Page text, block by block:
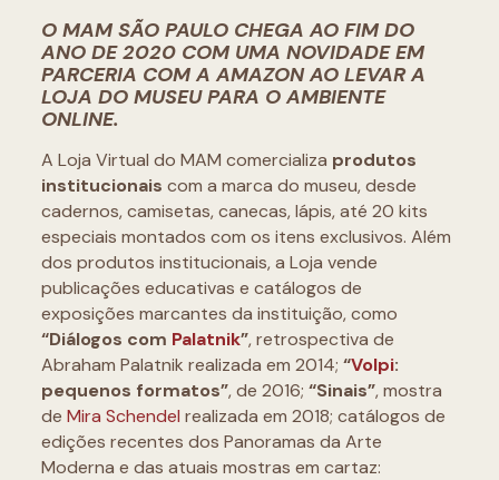
O MAM SÃO PAULO CHEGA AO FIM DO
ANO DE 2020 COM UMA NOVIDADE EM
PARCERIA COM A AMAZON AO LEVAR A
LOJA DO MUSEU PARA O AMBIENTE
ONLINE.
A Loja Virtual do MAM comercializa produtos
institucionais com a marca do museu, desde
cadernos, camisetas, canecas, lápis, até 20 kits
especiais montados com os itens exclusivos. Além
dos produtos institucionais, a Loja vende
publicações educativas e catálogos de
exposições marcantes da instituição, como
“Diálogos com Palatnik”, retrospectiva de
Abraham Palatnik realizada em 2014; “Volpi:
pequenos formatos”, de 2016; “Sinais”, mostra
de Mira Schendel realizada em 2018; catálogos de
edições recentes dos Panoramas da Arte
Moderna e das atuais mostras em cartaz: